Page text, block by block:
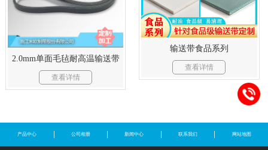
2.0mm单面毛毡耐高温输送带
查看详情
输送带食品系列
查看详情
产品中心 公司相册 新闻中心 联系我们 网站地图